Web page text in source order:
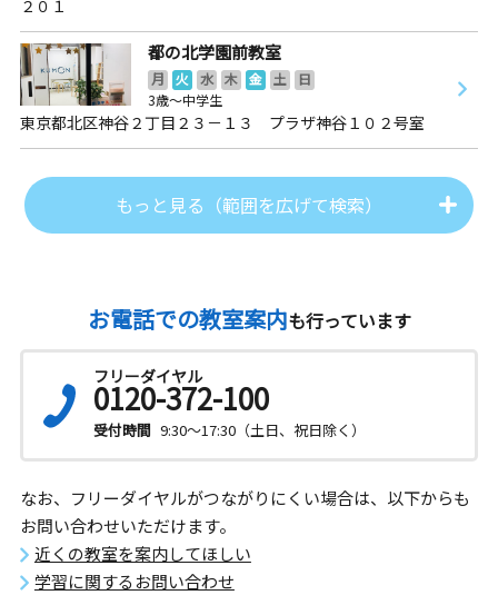
２０１
都の北学園前教室
月 火 水 木 金 土
日
3歳～中学生
東京都北区神谷２丁目２３－１３ プラザ神谷１０２号室
もっと見る（範囲を広げて検索）
お電話での教室案内も行っています
フリーダイヤル
0120-372-100
受付時間 9:30～17:30（土日、祝日除く）
なお、フリーダイヤルがつながりにくい場合は、以下からも
お問い合わせいただけます。
近くの教室を案内してほしい
学習に関するお問い合わせ